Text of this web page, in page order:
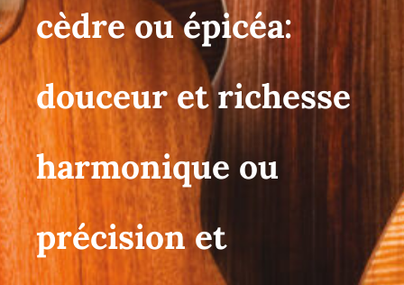
cèdre ou épicéa:
douceur et richesse
harmonique ou
précision et